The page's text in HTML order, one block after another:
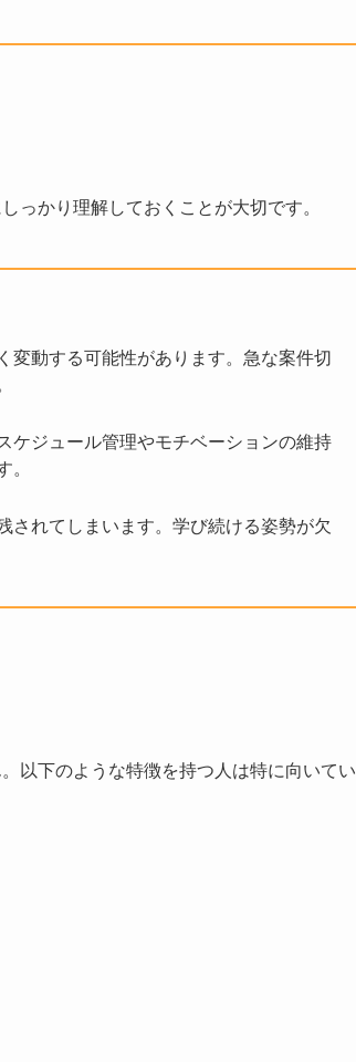
っかり理解しておくことが大切です。
変動する可能性があります。急な案件切
ケジュール管理やモチベーションの維持
。
されてしまいます。学び続ける姿勢が欠
以下のような特徴を持つ人は特に向いてい